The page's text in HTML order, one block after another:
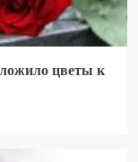
цветы к